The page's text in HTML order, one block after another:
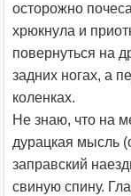
осторожно
хрюкнула и
повернуться на
задних ногах, а
коленках.
Не знаю, что на
дурацкая мысль
заправский
свиную спину.